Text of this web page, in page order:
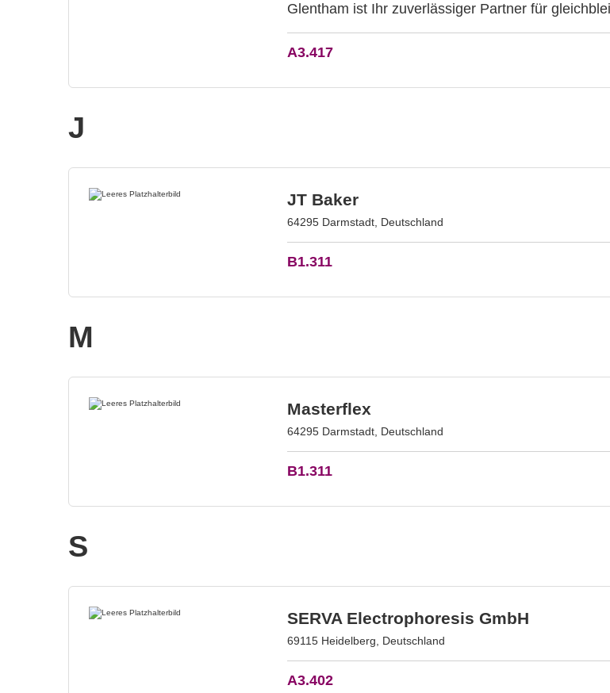
Glentham ist Ihr zuverlässiger Partner für
A3.417
J
JT Baker
64295 Darmstadt, Deutschland
B1.311
M
Masterflex
64295 Darmstadt, Deutschland
B1.311
S
SERVA Electrophoresis GmbH
69115 Heidelberg, Deutschland
A3.402